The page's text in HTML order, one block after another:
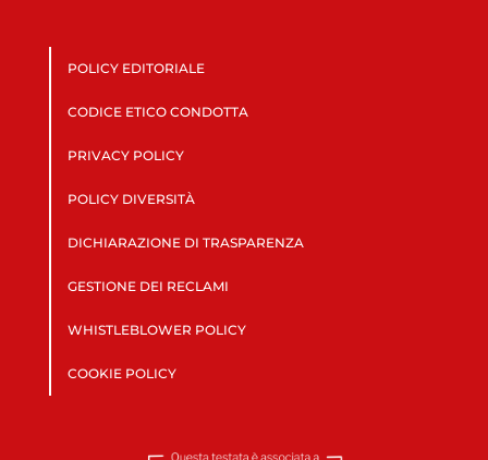
POLICY EDITORIALE
CODICE ETICO CONDOTTA
PRIVACY POLICY
POLICY DIVERSITÀ
DICHIARAZIONE DI TRASPARENZA
GESTIONE DEI RECLAMI
WHISTLEBLOWER POLICY
COOKIE POLICY